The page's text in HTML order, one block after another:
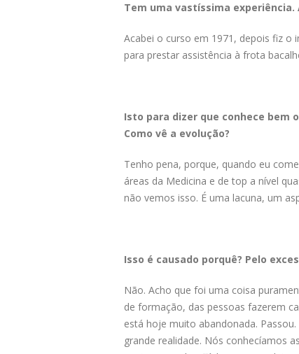
Tem uma vastíssima
Acabei o curso em 1971, depois fiz o
para prestar assistência à frota
Isto para dizer que conhece bem
Como vê a evolução?
Tenho pena, porque, quando eu
áreas da Medicina e de top a nível
não vemos isso. É uma lacuna, um
Isso é causado porquê? Pelo
Não. Acho que foi uma coisa
de formação, das pessoas fazerem
está hoje muito abandonada.
grande realidade. Nós conhecíamos